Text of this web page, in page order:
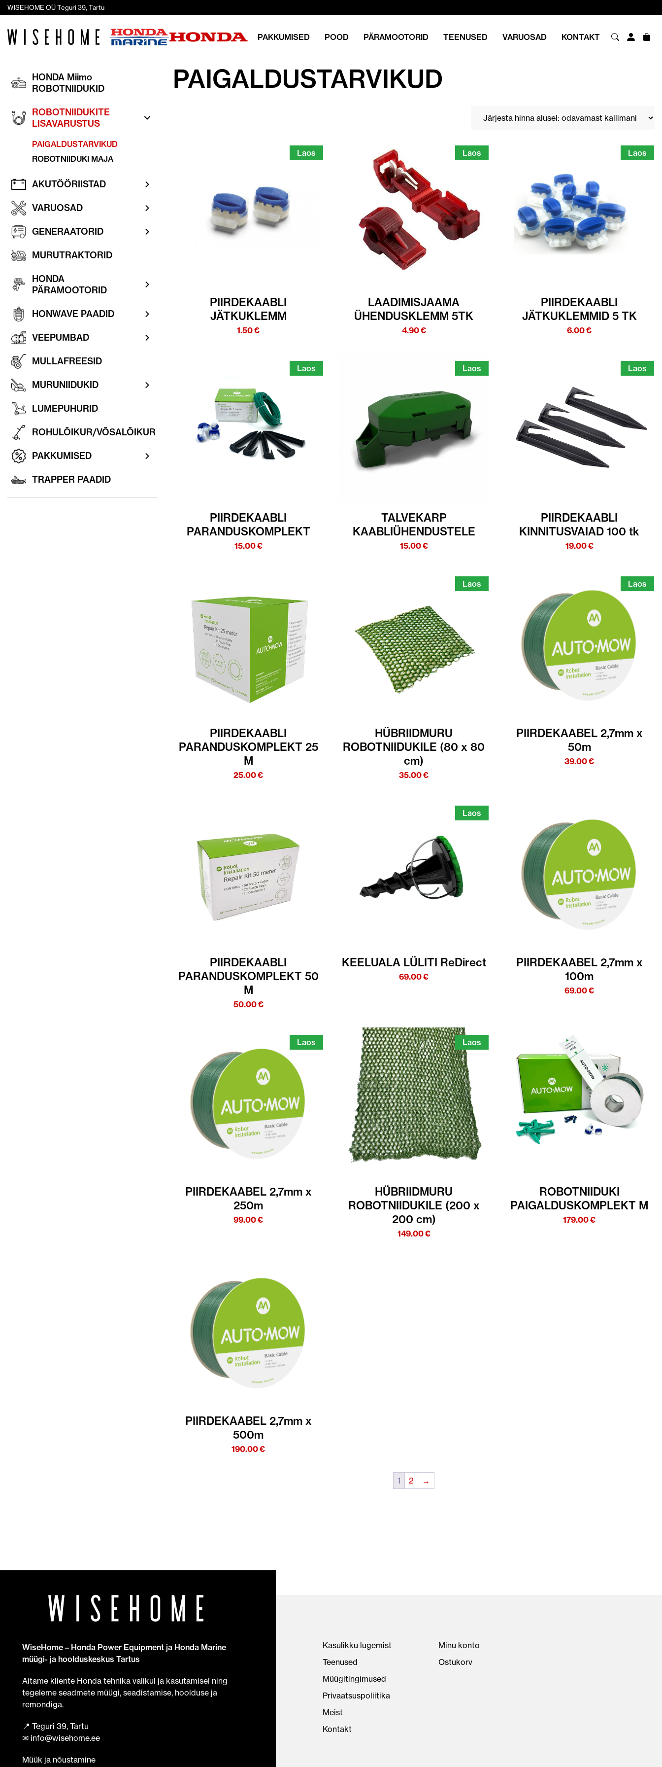
WISEHOME OÜ Teguri 39, Tartu
PAKKUMISED POOD PÄRAMOOTORID TEENUSED VARUOSAD KONTAKT
HONDA Miimo
ROBOTNIIDUKID
ROBOTNIIDUKITE
LISAVARUSTUS
PAIGALDUSTARVIKUD
ROBOTNIIDUKI MAJA
AKUTÖÖRIISTAD
VARUOSAD
GENERAATORID
MURUTRAKTORID
HONDA
PÄRAMOOTORID
HONWAVE PAADID
VEEPUMBAD
MULLAFREESID
MURUNIIDUKID
LUMEPUHURID
ROHULÕIKUR/VÕSALÕIKUR
PAKKUMISED
TRAPPER PAADID
PAIGALDUSTARVIKUD
Laos
PIIRDEKAABLI
JÄTKUKLEMM
1.50€
Laos
LAADIMISJAAMA
ÜHENDUSKLEMM 5TK
4.90€
Laos
PIIRDEKAABLI
JÄTKUKLEMMID 5 TK
6.00€
Laos
PIIRDEKAABLI
PARANDUSKOMPLEKT
15.00€
Laos
TALVEKARP
KAABLIÜHENDUSTELE
15.00€
Laos
PIIRDEKAABLI
KINNITUSVAIAD 100 tk
19.00€
PIIRDEKAABLI
PARANDUSKOMPLEKT 25
M
25.00€
Laos
HÜBRIIDMURU
ROBOTNIIDUKILE (80 x 80
cm)
35.00€
Laos
PIIRDEKAABEL 2,7mm x
50m
39.00€
PIIRDEKAABLI
PARANDUSKOMPLEKT 50
M
50.00€
Laos
KEELUALA LÜLITI ReDirect
69.00€
PIIRDEKAABEL 2,7mm x
100m
69.00€
Laos
PIIRDEKAABEL 2,7mm x
250m
99.00€
Laos
HÜBRIIDMURU
ROBOTNIIDUKILE (200 x
200 cm)
149.00€
ROBOTNIIDUKI
PAIGALDUSKOMPLEKT M
179.00€
PIIRDEKAABEL 2,7mm x
500m
190.00€
1 2 →
WiseHome – Honda Power Equipment ja Honda Marine
müügi- ja hoolduskeskus Tartus
Aitame kliente Honda tehnika valikul ja kasutamisel ning
tegeleme seadmete müügi, seadistamise, hoolduse ja
remondiga.
📍 Teguri 39, Tartu
✉ info@wisehome.ee
Müük ja nõustamine
Kasulikku lugemist
Teenused
Müügitingimused
Privaatsuspoliitika
Meist
Kontakt
Minu konto
Ostukorv